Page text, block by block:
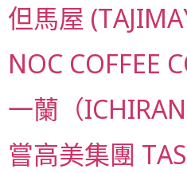
但馬屋
NOC COFFEE
一蘭（ICHIRAN
嘗高美集團